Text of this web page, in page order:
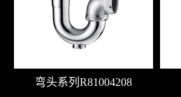
弯头系列R81004208